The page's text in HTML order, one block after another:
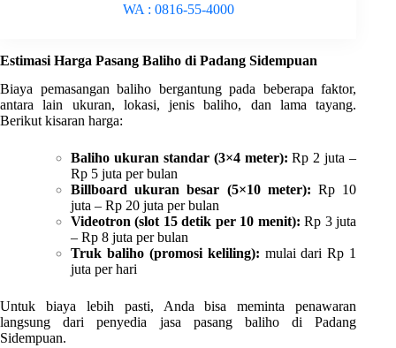
WA : 0816-55-4000
Estimasi Harga Pasang Baliho di Padang Sidempuan
Biaya pemasangan baliho bergantung pada beberapa faktor,
antara lain ukuran, lokasi, jenis baliho, dan lama tayang.
Berikut kisaran harga:
Baliho ukuran standar (3×4 meter): Rp 2 juta –
Rp 5 juta per bulan
Billboard ukuran besar (5×10 meter): Rp 10
juta – Rp 20 juta per bulan
Videotron (slot 15 detik per 10 menit): Rp 3 juta
– Rp 8 juta per bulan
Truk baliho (promosi keliling): mulai dari Rp 1
juta per hari
Untuk biaya lebih pasti, Anda bisa meminta penawaran
langsung dari penyedia jasa pasang baliho di Padang
Sidempuan.